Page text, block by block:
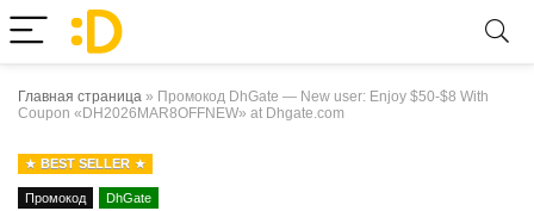
Главная страница » Промокод DhGate — New user: Enjoy $50-$8 With
Coupon «DH2026MAR8OFFNEW» at Dhgate.com
BEST SELLER
Промокод DhGate